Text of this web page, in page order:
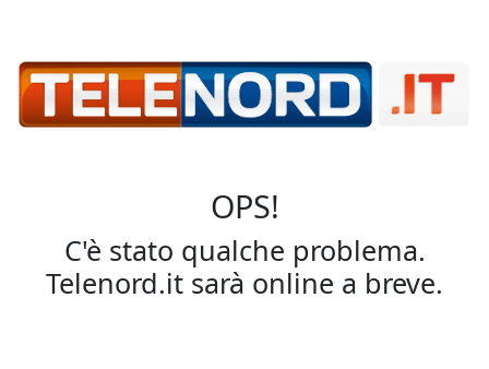
OPS!
C'è stato qualche problema.
Telenord.it sarà online a breve.